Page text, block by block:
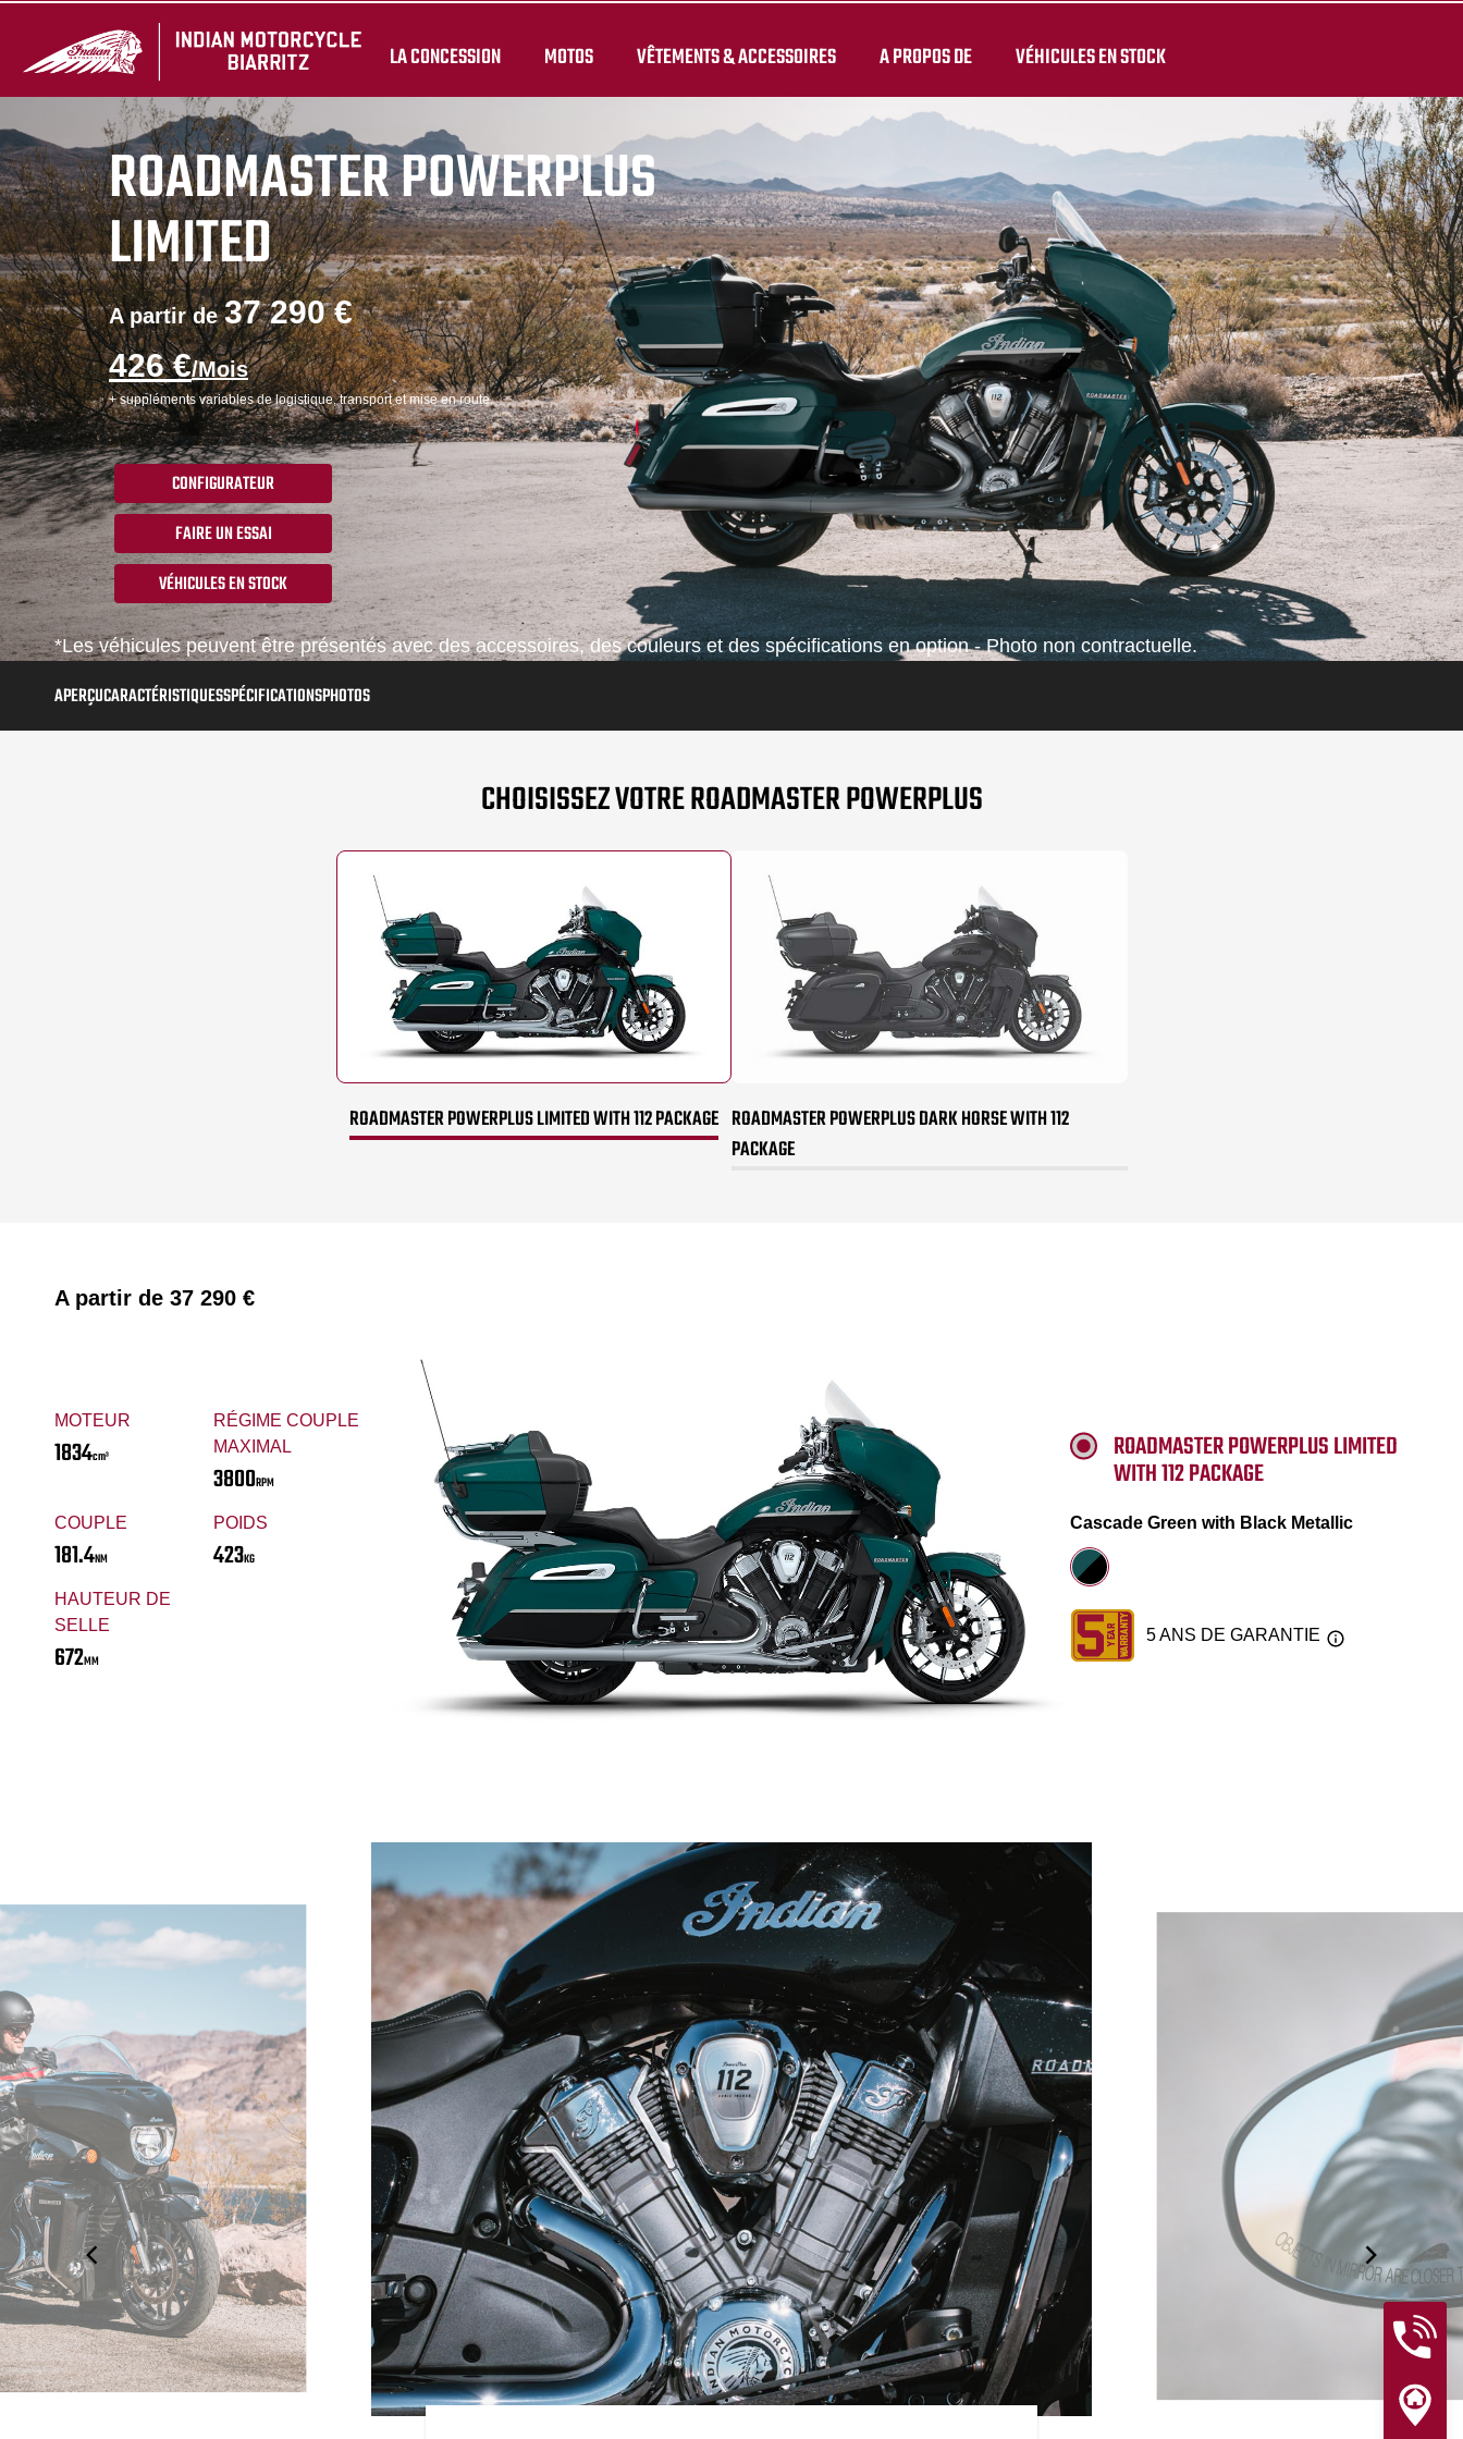
LA CONCESSION MOTOS VÊTEMENTS & ACCESSOIRES A PROPOS DE VÉHICULES EN STOCK
ROADMASTER POWERPLUS
LIMITED
A partir de37 290 €
426 €/Mois
+ suppléments variables de logistique, transport et mise en route.
CONFIGURATEUR
FAIRE UN ESSAI
VÉHICULES EN STOCK
*Les véhicules peuvent être présentés avec des accessoires, des couleurs et des spécifications en option - Photo non contractuelle.
APERÇUCARACTÉRISTIQUESSPÉCIFICATIONSPHOTOS
CHOISISSEZ VOTRE ROADMASTER POWERPLUS
ROADMASTER POWERPLUS LIMITED WITH 112 PACKAGE ROADMASTER POWERPLUS DARK HORSE WITH 112
PACKAGE
A partir de 37 290 €
MOTEUR
1834cm³
RÉGIME COUPLE
MAXIMAL
3800RPM
COUPLE
181.4NM
POIDS
423KG
HAUTEUR DE
SELLE
672MM
ROADMASTER POWERPLUS LIMITED
WITH 112 PACKAGE
Cascade Green with Black Metallic
5 ANS DE GARANTIE